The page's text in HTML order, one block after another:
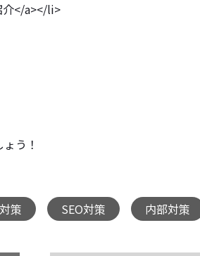
</a></li>
う！
策 SEO対策 内部対策